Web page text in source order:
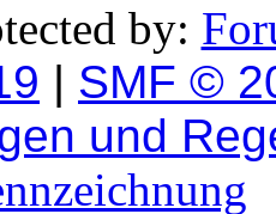
by:
| SMF ©
und